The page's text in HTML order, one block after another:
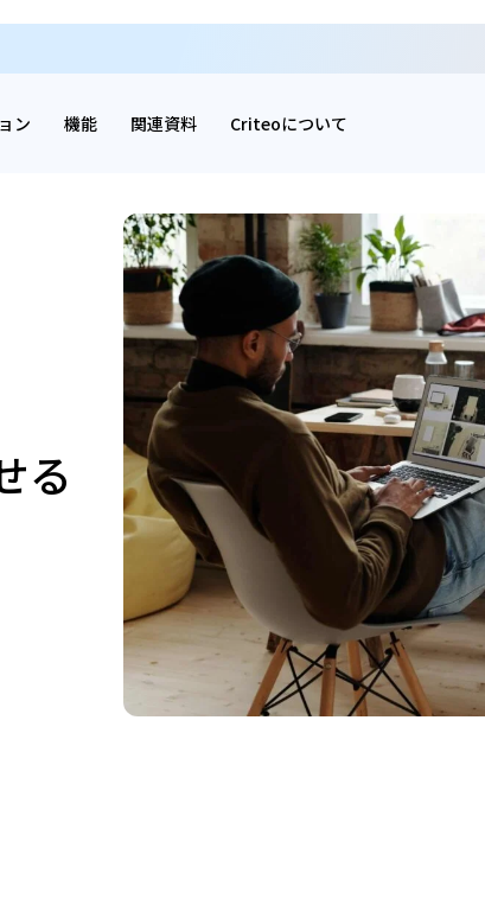
ン 機能 関連資料 Criteoについて
る